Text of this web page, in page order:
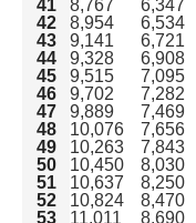
41
8,767 6,347
42
8,954 6,534
43
9,141 6,721
44
9,328 6,908
45
9,515 7,095
46
9,702 7,282
47
9,889 7,469
48
10,076 7,656
49
10,263 7,843
50
10,450 8,030
51
10,637 8,250
52
10,824 8,470
53
11,011 8,690